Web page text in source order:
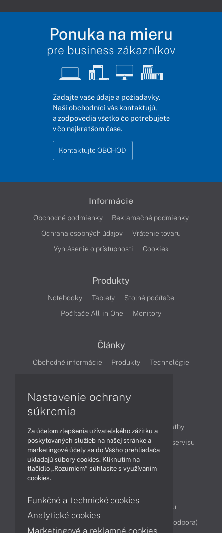
Ponuka na mieru
pre business zákazníkov
Zadajte vaše údaje a požiadavky.
Naši obchodníci vás kontaktujú,
a zodpovedia všetko čo potrebujete
v čo najkratšom čase.
Kontaktujte OBCHOD
Informácie
Obchodné podmienky
Reklamačné podmienky
Ochrana osobných údajov
Vrátenie tovaru
Vyhlásenie o prístupnosti
Cookies
Produkty
Notebooky Tablety
Stolné počítače
Počítače All-in-One
Monitory
Články
Obchodné informácie Produkty
Technológie
Ako nakupovať
Možnosti doručenia a platby
Podpora a servis
Servisné služby Cenník servisu
Kontakty
Reklamácia tovaru
Diagnostiky online
TeamViewer (vzdialená podpora)
Nastavenie ochrany
súkromia
Za účelom zlepšenia užívateľského zážitku a
poskytovaných služieb na našej stránke a
marketingové účely sa do Vášho prehliadača
ukladajú súbory cookies. Kliknutím na
tlačidlo „Rozumiem“ súhlasíte s využívaním
cookies.
Funkčné a technické cookies
Analytické cookies
Marketingové a reklamné cookies